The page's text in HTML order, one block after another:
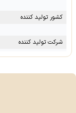
کشور تولید کننده
شرکت تولید کننده